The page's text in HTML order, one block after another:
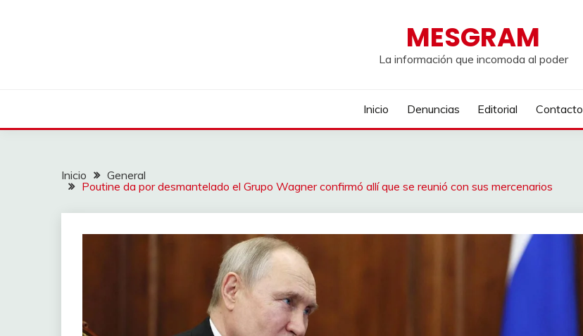
MESGRAM
La información que incomoda al poder
Inicio Denuncias Editorial Contacto
Inicio
General
Poutine da por desmantelado el Grupo Wagner confirmó allí que se reunió con sus mercenarios